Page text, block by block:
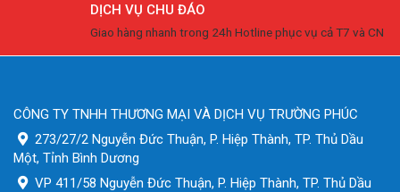
DỊCH VỤ CHU ĐÁO
Giao hàng nhanh trong 24h Hotline phục vụ cả T7 và CN
CÔNG TY TNHH THƯƠNG MẠI VÀ DỊCH VỤ TRƯỜNG PHÚC
273/27/2 Nguyễn Đức Thuận, P. Hiệp Thành, TP. Thủ Dầu
Một, Tỉnh Bình Dương
VP 411/58 Nguyễn Đức Thuận, P. Hiệp Thành, TP. Thủ Dầu